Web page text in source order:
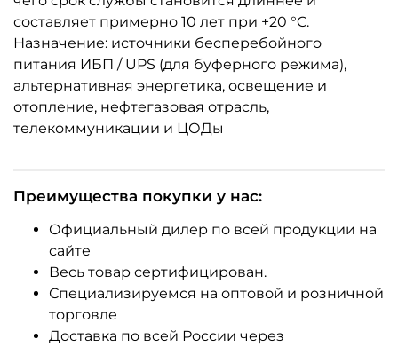
составляет примерно 10 лет при +20 °C.
Назначение: источники бесперебойного
питания ИБП / UPS (для буферного режима),
альтернативная энергетика, освещение и
отопление, нефтегазовая отрасль,
телекоммуникации и ЦОДы
Преимущества покупки у нас:
Официальный дилер по всей продукции на
сайте
Весь товар сертифицирован.
Специализируемся на оптовой и розничной
торговле
Доставка по всей России через